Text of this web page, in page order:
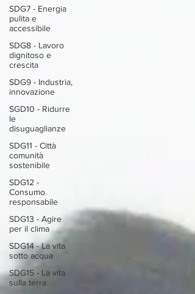
SDG7 - Energia
pulita e
accessibile
SDG8 - Lavoro
dignitoso e
crescita
SDG9 - Industria,
innovazione
SGD10 - Ridurre
le
disuguaglianze
SDG11 - Città
comunità
sostenibile
SDG12 -
Consumo
responsabile
SDG13 - Agire
per il clima
SDG14 - La vita
sotto acqua
SDG15 - La vita
sulla terra